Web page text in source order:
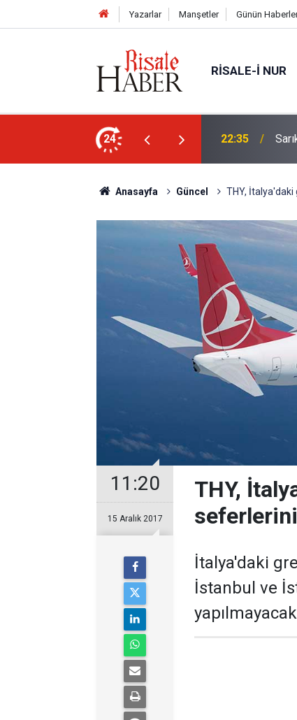
Yazarlar Manşetler Günün
RISALE-I NUR
24
(a.s.m.) nuru çıksa, kâinat vefat edecek 22:35
Anasayfa Güncel THY,
11:20
15 Aralık 2017
THY,
İtalya'daki
İstanbul ve